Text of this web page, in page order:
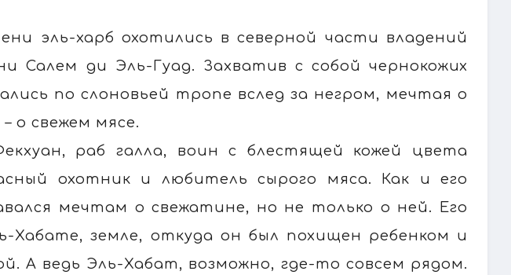
эль-харб охотились в северной части владений
Салем ди Эль-Гуад. Захватив с собой чернокожих
по слоновьей тропе вслед за негром, мечтая о
о свежем мясе.
раб галла, воин с блестящей кожей цвета
охотник и любитель сырого мяса. Как и его
мечтам о свежатине, но не только о ней. Его
Хабате, земле, откуда он был похищен ребенком и
А ведь Эль-Хабат, возможно, где-то совсем рядом.